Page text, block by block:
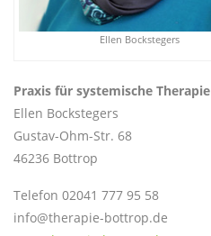
Ellen Bockstegers
Praxis für systemische Therapie
Ellen Bockstegers
Gustav-Ohm-Str. 68
46236 Bottrop
Telefon 02041 777 95 58
info@therapie-bottrop.de